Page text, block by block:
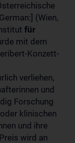
(Wien,
für
mit dem
Konzett-
verliehen,
und
Forschung
klinischen
und ihre
wird an